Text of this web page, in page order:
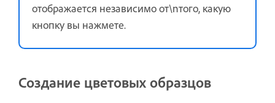
отображается независимо от\nтого, какую
кнопку вы нажмете.
Создание цветовых образцов